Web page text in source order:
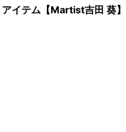
アイテム【Martist吉田 葵】